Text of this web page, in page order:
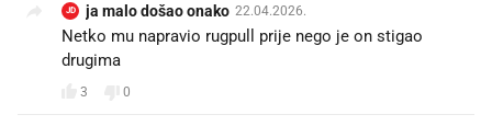
JD ja malo došao onako 22.04.2026.
Netko mu napravio rugpull prije nego je on stigao
drugima
3 0